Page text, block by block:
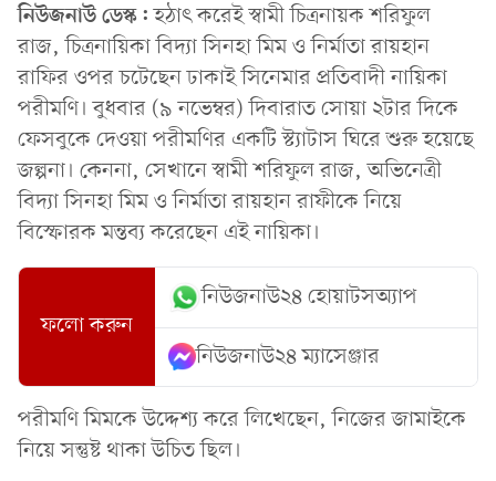
নিউজনাউ ডেস্ক:হঠাৎ করেই স্বামী চিত্রনায়ক শরিফুল
রাজ, চিত্রনায়িকা বিদ্যা সিনহা মিম ও নির্মাতা রায়হান
রাফির ওপর চটেছেন ঢাকাই সিনেমার প্রতিবাদী নায়িকা
পরীমণি। বুধবার (৯ নভেম্বর) দিবারাত সোয়া ২টার দিকে
ফেসবুকে দেওয়া পরীমণির একটি স্ট্যাটাস ঘিরে শুরু হয়েছে
জল্পনা। কেননা, সেখানে স্বামী শরিফুল রাজ, অভিনেত্রী
বিদ্যা সিনহা মিম ও নির্মাতা রায়হান রাফীকে নিয়ে
বিস্ফোরক মন্তব্য করেছেন এই নায়িকা।
ফলো করুন
নিউজনাউ২৪ হোয়াটসঅ্যাপ
নিউজনাউ২৪ ম্যাসেঞ্জার
পরীমণি মিমকে উদ্দেশ্য করে লিখেছেন, নিজের জামাইকে
নিয়ে সন্তুষ্ট থাকা উচিত ছিল।